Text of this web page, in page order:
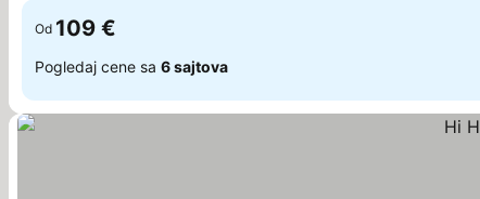
Od 109 €
Pogledaj cene sa 6 sajtova